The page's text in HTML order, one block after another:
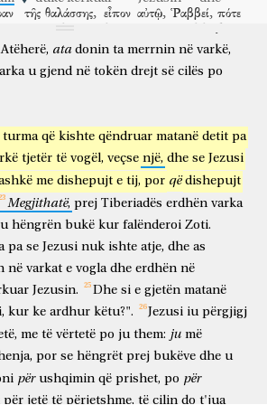
τῆς θαλάσσης, εἶπον αὐτῷ, Ῥαββεί, πότε
ἀπεκρίθη
u përgjigj
αὐτοῖς ὁ Ἰησοῦς καὶ εἶπεν,
λέγω ὑμῖν, ζητεῖτέ με, οὐχ ὅτι
βρῶσιν
hajen
τὴν
atë
ἀπολλυμένην,
që prishet
ἀλλὰ
por
τὴν βρῶσιν
ushqimin
αἰώνιον,
të përjetshme
ἣν
të cilin
ὁ Υἱὸς
Biri
τοῦ
τοῦτον
këtë
γὰρ
sepse
ὁ Πατὴρ ἐσφράγισεν
ὁ
οὖν πρὸς
drejt
αὐτόν,
atij
τί
çfarë
ποιῶμεν,
të bëjmë
ἵνα
që
e Perëndisë
ἀπεκρίθη
u përgjigj
ἐστιν
është
τὸ ἔργον
puna
τοῦ Θεοῦ,
e Perëndisë
ἵνα
ἀπέστειλεν
dërgoi
ἐκεῖνος.
ai
εἶπον
thanë
οὖν
atëherë
αὐτῷ,
shenje
ἵνα ἴδωμεν
të shikojmë
καὶ
dhe
πιστεύσωμέν σοι?
etërit
ἡμῶν
tanë
τὸ μάννα
manën
ἔφαγον
hëngrën
ἐν
në
Jezusin duke ecur mbi det dhe duke
frikësuan. "Unë
jam.
Atëherë, ata donin ta merrnin në varkë,
u gjend në tokën drejt së cilës po
turma që kishte qëndruar matanë detit pa
tjetër të vogël, veçse një, dhe se Jezusi
me dishepujt e tij, por që dishepujt
Megjithatë, prej Tiberiadës erdhën varka
hëngrën bukë kur falënderoi Zoti.
pa se Jezusi nuk ishte atje, dhe as
në varkat e vogla dhe erdhën në
Jezusin. Dhe si e gjetën matanë
kur ke ardhur këtu?". Jezusi iu përgjigj
me të vërtetë po ju them: ju më
por se hëngrët prej bukëve dhe u
për ushqimin që prishet, po për
për jetë të përjetshme, të cilin do t'jua